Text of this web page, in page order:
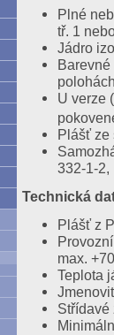
Plné
tř. 1
Jádro
U verze
Plášť ze
332-1-2,
Technická
Plášť z
max.
Teplota
Střídavé